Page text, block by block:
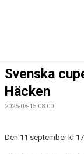
KALENDER
TRYGG FOTBOLL
Svenska
Häcken
2025-08-15 08:00
Den 11 september kl